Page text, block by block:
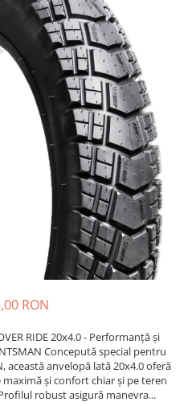
frane
lumini
cadru
camere-
cauciucuri-
RON
RIDE 20x4.0 - Performanță și
Concepută special pentru
această anvelopă lată 20x4.0 oferă
și confort chiar și pe teren
robust asigură manevra...